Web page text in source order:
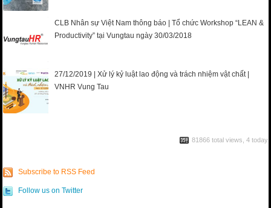
CLB Nhân sự Việt Nam thông báo | Tổ chức Workshop “LEAN &
Productivity” tại Vungtau ngày 30/03/2018
27/12/2019 | Xử lý kỷ luật lao động và trách nhiệm vật chất |
VNHR Vung Tau
81866 total views, 4 today
Subscribe to RSS Feed
Follow us on Twitter